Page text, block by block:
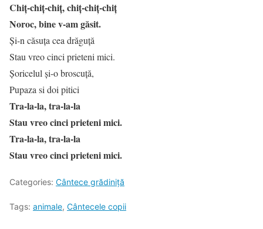
Chiţ-chiţ-chiţ, chiţ-chiţ-chiţ
Noroc, bine v-am găsit.
Şi-n căsuţa cea drăguţă
Stau vreo cinci prieteni mici.
Şoricelul şi-o broscuţă,
Pupaza si doi pitici
Tra-la-la, tra-la-la
Stau vreo cinci prieteni mici.
Tra-la-la, tra-la-la
Stau vreo cinci prieteni mici.
Categories: Cântece grădiniță
Tags: animale, Cântecele copii